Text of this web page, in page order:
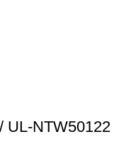
UL-NTW50122